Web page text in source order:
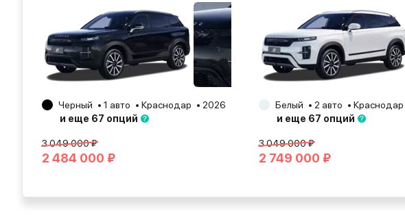
Черный 1 авто Краснодар
2026
и еще 67 опций
3 049 000 ₽
2 484 000 ₽
Белый 2 авто Краснодар
и еще 67 опций
3 049 000 ₽
2 749 000 ₽